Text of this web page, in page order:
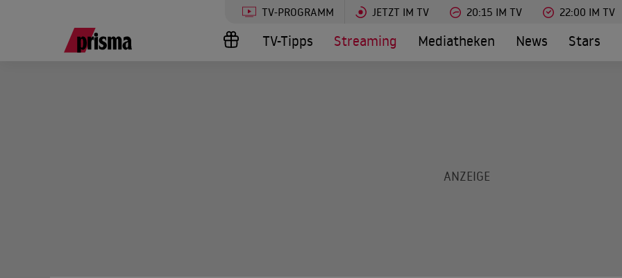
TV-PROGRAMM JETZT IM TV 20:15 IM TV 22:00 IM TV
TV-Tipps Streaming Mediatheken News Stars